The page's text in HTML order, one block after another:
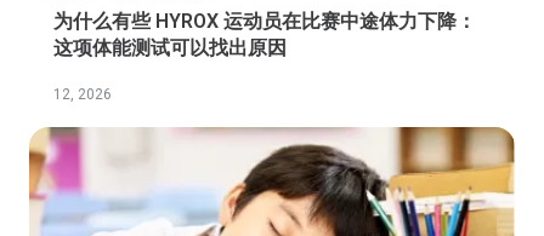
为什么有些 HYROX 运动员在比赛中途体力下降：
这项体能测试可以找出原因
12, 2026